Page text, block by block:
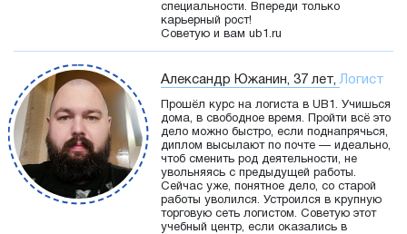
специальности. Впереди только
карьерный рост!
Советую и вам ub1.ru
Александр Южанин, 37 лет, Логист
Прошёл курс на логиста в UB1. Учишься
дома, в свободное время. Пройти всё это
дело можно быстро, если поднапрячься,
диплом высылают по почте — идеально,
чтоб сменить род деятельности, не
увольняясь с предыдущей работы.
Сейчас уже, понятное дело, со старой
работы уволился. Устроился в крупную
торговую сеть логистом. Советую этот
учебный центр, если оказались в